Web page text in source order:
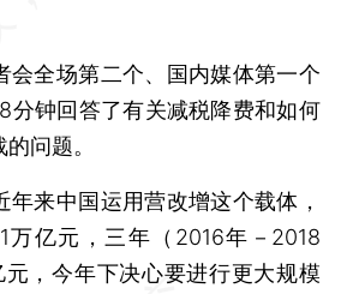
全场第二个、国内媒体第一个
分钟回答了有关减税降费和如何
问题。
来中国运用营改增这个载体，
万亿元，三年（2016年－2018
，今年下决心要进行更大规模